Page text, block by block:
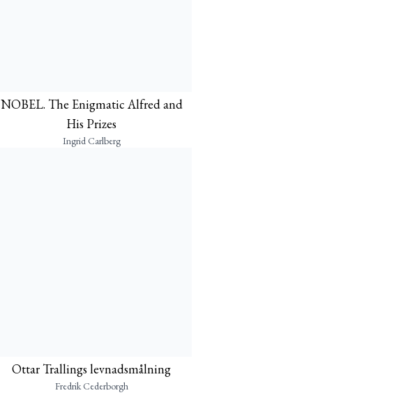
NOBEL. The Enigmatic Alfred and
His Prizes
Ingrid Carlberg
Ottar Trallings levnadsmålning
Fredrik Cederborgh